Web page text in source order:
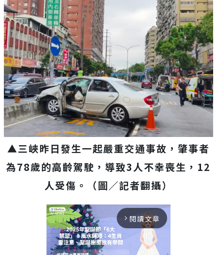
▲三峽昨日發生一起嚴重交通事故，肇事者
為78歲的高齡駕駛，導致3人不幸喪生，12
人受傷。（圖／記者翻攝）
arrow_forward_ios 閱讀文章